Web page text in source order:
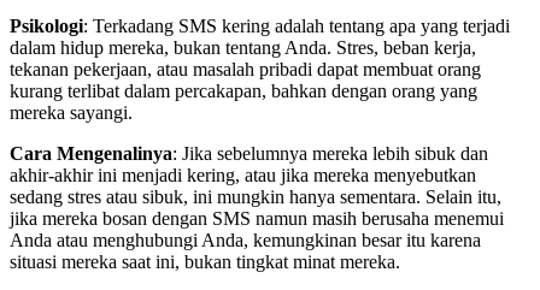
Psikologi: Terkadang SMS kering adalah tentang apa yang terjadi
dalam hidup mereka, bukan tentang Anda. Stres, beban kerja,
tekanan pekerjaan, atau masalah pribadi dapat membuat orang
kurang terlibat dalam percakapan, bahkan dengan orang yang
mereka sayangi.
Cara Mengenalinya: Jika sebelumnya mereka lebih sibuk dan
akhir-akhir ini menjadi kering, atau jika mereka menyebutkan
sedang stres atau sibuk, ini mungkin hanya sementara. Selain itu,
jika mereka bosan dengan SMS namun masih berusaha menemui
Anda atau menghubungi Anda, kemungkinan besar itu karena
situasi mereka saat ini, bukan tingkat minat mereka.